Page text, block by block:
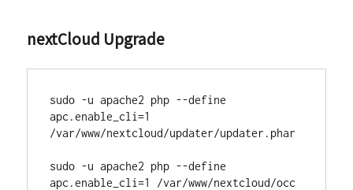
nextCloud Upgrade
sudo -u apache2 php --define
apc.enable_cli=1
/var/www/nextcloud/updater/updater.phar
sudo -u apache2 php --define
apc.enable_cli=1 /var/www/nextcloud/occ